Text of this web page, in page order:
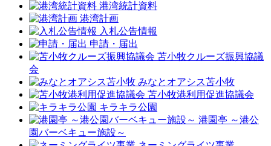
港湾統計資料
港湾計画
入札公告情報
申請・届出
苫小牧クルーズ振興協議
会
みなとオアシス苫小牧
苫小牧港利用促進協議会
キラキラ公園
港園亭 ～港公
園バーベキュー施設～